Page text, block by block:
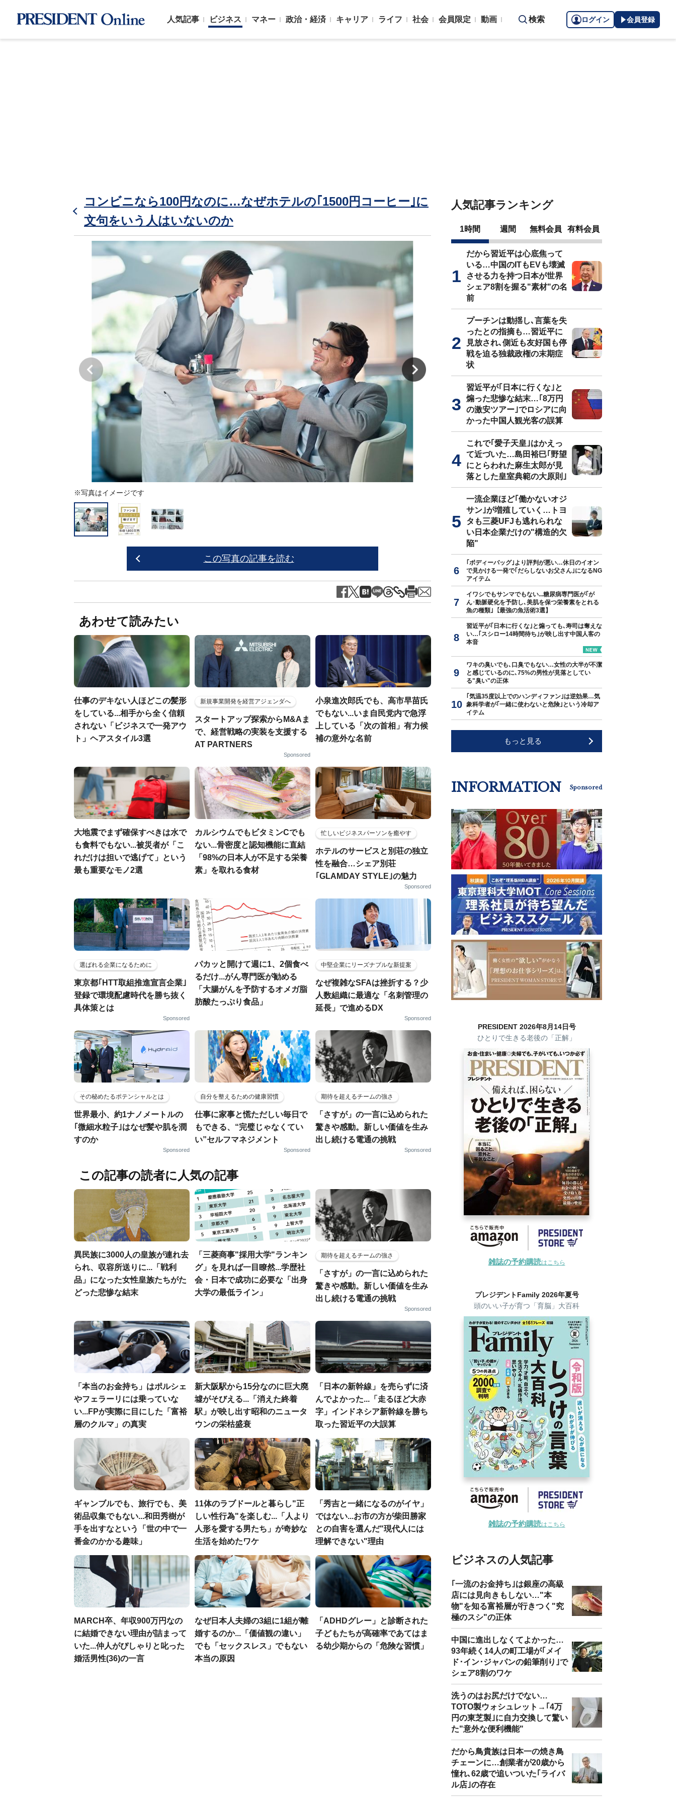
人気記事 ビジネス マネー 政治・経済 キャリア ライフ 社会 会員限定 動画 検索 ログイン 会員登録
コンビニなら100円なのに…なぜホテルの｢1500円コーヒー｣に
文句をいう人はいないのか
※写真はイメージです 藤あや『ファンは少ないほうが稼げます』（WAVE出版）
この写真の記事を読む
あわせて読みたい
仕事のデキない人ほどこの髪形
をしている...相手から全く信頼
されない「ビジネスで一発アウ
ト」ヘアスタイル3選
新規事業開発を経営アジェンダへ
スタートアップ探索からM&Aま
で、経営戦略の実装を支援する
AT PARTNERS
Sponsored
小泉進次郎氏でも、高市早苗氏
でもない...いま自民党内で急浮
上している「次の首相」有力候
補の意外な名前
大地震でまず確保すべきは水で
も食料でもない...被災者が「こ
れだけは担いで逃げて」という
最も重要なモノ2選
カルシウムでもビタミンCでも
ない...骨密度と認知機能に直結
「98%の日本人が不足する栄養
素」を取れる食材
忙しいビジネスパーソンを癒やす
ホテルのサービスと別荘の独立
性を融合…シェア別荘
｢GLAMDAY STYLE｣の魅力
Sponsored
選ばれる企業になるために
東京都｢HTT取組推進宣言企業｣
登録で環境配慮時代を勝ち抜く
具体策とは
Sponsored
パカッと開けて週に1、2個食べ
るだけ...がん専門医が勧める
「大腸がんを予防するオメガ脂
肪酸たっぷり食品」
中堅企業にリーズナブルな新提案
なぜ複雑なSFAは挫折する？少
人数組織に最適な「名刺管理の
延長」で進めるDX
Sponsored
その秘めたるポテンシャルとは
世界最小、約1ナノメートルの
｢微細水粒子｣はなぜ髪や肌を潤
すのか
Sponsored
自分を整えるための健康習慣
仕事に家事と慌ただしい毎日で
もできる、“完璧じゃなくてい
い”セルフマネジメント
Sponsored
期待を超えるチームの強さ
「さすが」の一言に込められた
驚きや感動。新しい価値を生み
出し続ける電通の挑戦
Sponsored
この記事の読者に人気の記事
異民族に3000人の皇族が連れ去
られ、収容所送りに...「戦利
品」になった女性皇族たちがた
どった悲惨な結末
「三菱商事"採用大学"ランキン
グ」を見れば一目瞭然...学歴社
会・日本で成功に必要な「出身
大学の最低ライン」
期待を超えるチームの強さ
「さすが」の一言に込められた
驚きや感動。新しい価値を生み
出し続ける電通の挑戦
Sponsored
「本当のお金持ち」はポルシェ
やフェラーリには乗っていな
い...FPが実際に目にした「富裕
層のクルマ」の真実
新大阪駅から15分なのに巨大廃
墟がそびえる...「消えた終着
駅」が映し出す昭和のニュータ
ウンの栄枯盛衰
「日本の新幹線」を売らずに済
んでよかった...「走るほど大赤
字」インドネシア新幹線を勝ち
取った習近平の大誤算
ギャンブルでも、旅行でも、美
術品収集でもない...和田秀樹が
手を出すなという「世の中で一
番金のかかる趣味」
11体のラブドールと暮らし"正
しい性行為"を楽しむ...「人より
人形を愛する男たち」が奇妙な
生活を始めたワケ
「秀吉と一緒になるのがイヤ」
ではない...お市の方が柴田勝家
との自害を選んだ"現代人には
理解できない"理由
MARCH卒、年収900万円なの
に結婚できない理由が詰まって
いた...仲人がぴしゃりと叱った
婚活男性(36)の一言
なぜ日本人夫婦の3組に1組が離
婚するのか...「価値観の違い」
でも「セックスレス」でもない
本当の原因
「ADHDグレー」と診断された
子どもたちが高確率であてはま
る幼少期からの「危険な習慣」
人気記事ランキング
1時間 週間 無料会員 有料会員
だから習近平は心底焦って
いる…中国のITもEVも壊滅
させる力を持つ日本が世界
シェア8割を握る"素材"の名
前
プーチンは動揺し､言葉を失
ったとの指摘も…習近平に
見放され､側近も友好国も停
戦を迫る独裁政権の末期症
状
習近平が｢日本に行くな｣と
煽った悲惨な結末…｢8万円
の激安ツアー｣でロシアに向
かった中国人観光客の誤算
これで｢愛子天皇｣はかえっ
て近づいた…島田裕巳｢野望
にとらわれた麻生太郎が見
落とした皇室典範の大原則｣
一流企業ほど｢働かないオジ
サン｣が増殖していく…トヨ
タも三菱UFJも逃れられな
い日本企業だけの"構造的欠
陥"
｢ボディーバッグ｣より評判が悪い…休日のイオン
で見かける一発で｢だらしないお父さん｣になるNG
アイテム
イワシでもサンマでもない...糖尿病専門医が｢が
ん･動脈硬化を予防し､美肌を保つ栄養素をとれる
魚の種類｣【最強の魚活術3選】
習近平が｢日本に行くな｣と煽っても､寿司は奪えな
い…｢スシロー14時間待ち｣が映し出す中国人客の
本音
ワキの臭いでも､口臭でもない…女性の大半が不潔
と感じているのに､75%の男性が見落としてい
る"臭い"の正体
｢気温35度以上でのハンディファン｣は逆効果…気
象科学者が｢一緒に使わないと危険｣という冷却ア
イテム
もっと見る
INFORMATION Sponsored
PRESIDENT 2026年8月14日号
ひとりで生きる老後の「正解」
雑誌の予約購読はこちら
プレジデントFamily 2026年夏号
頭のいい子が育つ「育脳」大百科
雑誌の予約購読はこちら
ビジネスの人気記事
｢一流のお金持ち｣は銀座の高級
店には見向きもしない…"本
物"を知る富裕層が行きつく"究
極のスシ"の正体
中国に進出しなくてよかった…
93年続く14人の町工場が｢メイ
ド･イン･ジャパンの鉛筆削り｣で
シェア8割のワケ
洗うのはお尻だけでない…
TOTO製ウォシュレット→｢4万
円の東芝製｣に自力交換して驚い
た"意外な便利機能"
だから鳥貴族は日本一の焼き鳥
チェーンに…創業者が20歳から
憧れ､62歳で追いついた｢ライバ
ル店｣の存在